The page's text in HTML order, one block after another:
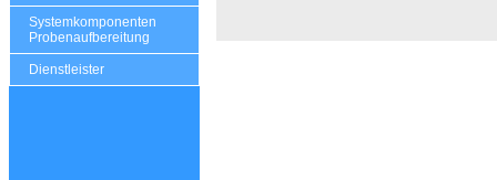
Systemkomponenten
Probenaufbereitung
Dienstleister